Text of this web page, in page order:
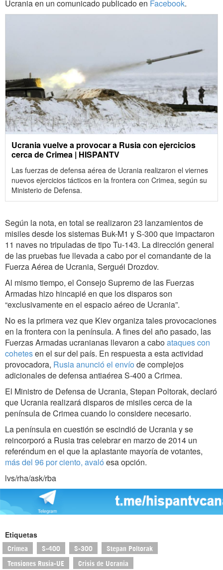
Ucrania en un comunicado publicado en Facebook.
Ucrania vuelve a provocar a Rusia con ejercicios
cerca de Crimea | HISPANTV
Las fuerzas de defensa aérea de Ucrania realizaron el viernes
nuevos ejercicios tácticos en la frontera con Crimea, según su
Ministerio de Defensa.
Según la nota, en total se realizaron 23 lanzamientos de
misiles desde los sistemas Buk-M1 y S-300 que impactaron
11 naves no tripuladas de tipo Tu-143. La dirección general
de las pruebas fue llevada a cabo por el comandante de la
Fuerza Aérea de Ucrania, Serguéi Drozdov.
Al mismo tiempo, el Consejo Supremo de las Fuerzas
Armadas hizo hincapié en que los disparos son
“exclusivamente en el espacio aéreo de Ucrania”.
No es la primera vez que Kiev organiza tales provocaciones
en la frontera con la península. A fines del año pasado, las
Fuerzas Armadas ucranianas llevaron a caboataques con
cohetesen el sur del país. En respuesta a esta actividad
provocadora, Rusia anunció el envío de complejos
adicionales de defensa antiaérea S-400 a Crimea.
El Ministro de Defensa de Ucrania, Stepan Poltorak, declaró
que Ucrania realizará disparos de misiles cerca de la
península de Crimea cuando lo considere necesario.
La península en cuestión se escindió de Ucrania y se
reincorporó a Rusia tras celebrar en marzo de 2014 un
referéndum en el que la aplastante mayoría de votantes,
más del 96 por ciento, avaló esa opción.
lvs/rha/ask/rba
Etiquetas
Crimea S-400 S-300 Stepan Poltorak
Tensiones Rusia-UE Crisis de Ucrania